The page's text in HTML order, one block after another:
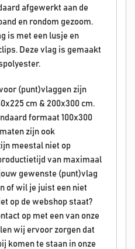
afgewerkt aan de
en rondom gezoom.
is met een lusje en
Deze vlag is gemaakt
(punt)vlaggen zijn
cm & 200x300 cm.
formaat 100x300
zijn ook
meestal niet op
van maximaal
gewenste (punt)vlag
of wil je juist een niet
op de webshop staat?
op met een van onze
wij ervoor zorgen dat
komen te staan in onze